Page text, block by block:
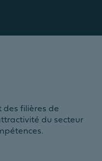
des filières de
du secteur